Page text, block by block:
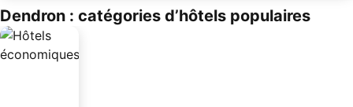
Dendron : catégories d’hôtels populaires